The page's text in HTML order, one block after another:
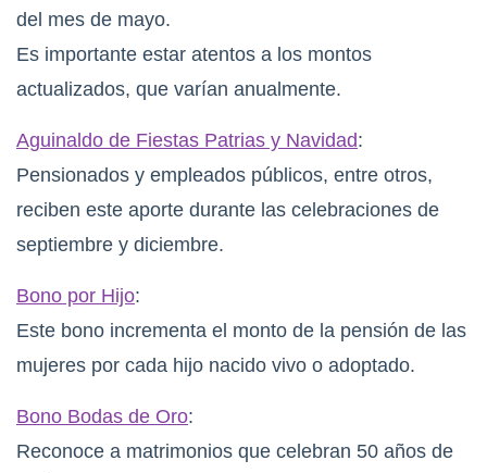
del mes de mayo.
Es importante estar atentos a los montos
actualizados, que varían anualmente.
Aguinaldo de Fiestas Patrias y Navidad:
Pensionados y empleados públicos, entre otros,
reciben este aporte durante las celebraciones de
septiembre y diciembre.
Bono por Hijo:
Este bono incrementa el monto de la pensión de las
mujeres por cada hijo nacido vivo o adoptado.
Bono Bodas de Oro:
Reconoce a matrimonios que celebran 50 años de